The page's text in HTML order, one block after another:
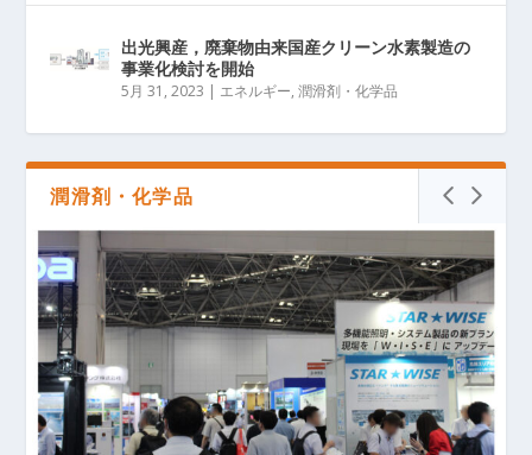
出光興産，廃棄物由来国産クリーン水素製造の
事業化検討を開始
5月 31, 2023 | エネルギー,潤滑剤・化学品
潤滑剤・化学品